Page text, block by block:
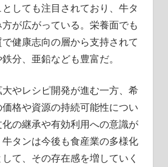
しても注目されており、牛タ
が広がっている。栄養面でも
健康志向の層から支持されて
分、亜鉛なども豊富だ。
やレシピ開発が進む一方、希
格や資源の持続可能性につい
の継承や有効利用への意識が
タンは今後も食産業の多様化
て、その存在感を増していく